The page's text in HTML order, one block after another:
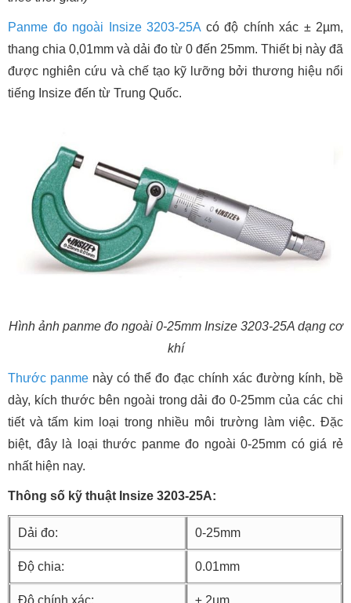
Panme đo ngoài Insize 3203-25A có độ chính xác ± 2µm,
thang chia 0,01mm và dải đo từ 0 đến 25mm. Thiết bị này đã
được nghiên cứu và chế tạo kỹ lưỡng bởi thương hiệu nổi
tiếng Insize đến từ Trung Quốc.
Hình ảnh panme đo ngoài 0-25mm Insize 3203-25A dạng cơ
khí
Thước panme này có thể đo đạc chính xác đường kính, bề
dày, kích thước bên ngoài trong dải đo 0-25mm của các chi
tiết và tấm kim loại trong nhiều môi trường làm việc. Đặc
biệt, đây là loại thước panme đo ngoài 0-25mm có giá rẻ
nhất hiện nay.
Thông số kỹ thuật Insize 3203-25A:
Dải đo: 0-25mm
Độ chia: 0.01mm
Độ chính xác: ± 2µm